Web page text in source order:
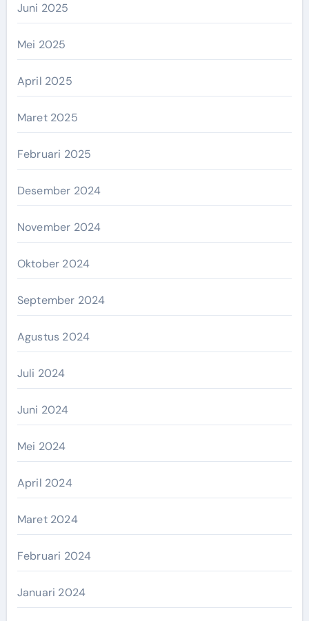
Juni 2025
Mei 2025
April 2025
Maret 2025
Februari 2025
Desember 2024
November 2024
Oktober 2024
September 2024
Agustus 2024
Juli 2024
Juni 2024
Mei 2024
April 2024
Maret 2024
Februari 2024
Januari 2024